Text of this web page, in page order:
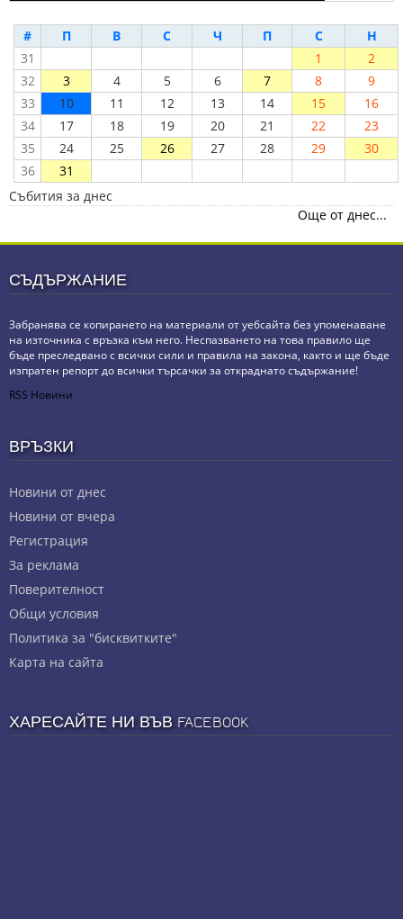
# П В С Ч П С
Н
31
1
2
32
3 4 5 6 7 8
9
33
10 11 12 13 14 15
16
34
17 18 19 20 21 22
23
35
24 25 26 27 28 29
30
36
31
Събития за днес
Още от днес...
СЪДЪРЖАНИЕ
Забранява се копирането на материали от уебсайта без упоменаване
на източника с връзка към него. Неспазването на това правило ще
бъде преследвано с всички сили и правила на закона, както и ще бъде
изпратен репорт до всички търсачки за откраднато съдържание!
RSS Новини
ВРЪЗКИ
Новини от днес
Новини от вчера
Регистрация
За реклама
Πoвepитeлнocт
Общи условия
Политика за "бисквитките"
Карта на сайта
ХАРЕСАЙТЕ НИ ВЪВ FACEBOOK